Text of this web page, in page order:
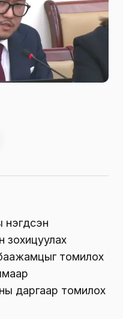
нэгдсэн
зохицуулах
томилох
даргаар томилох